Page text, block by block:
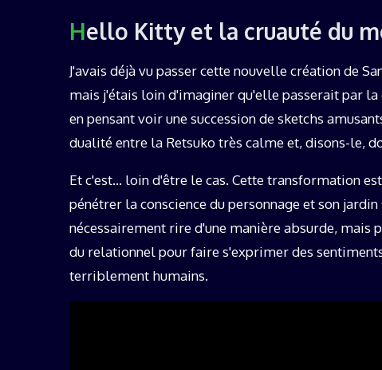
Hello Kitty et la cruauté du
J'avais déjà vu passer cette nouvelle création de
mais j'étais loin d'imaginer qu'elle passerait par la
en pensant voir une succession de sketchs
dualité entre la Retsuko très calme et, disons-le,
Et c'est… loin d'être le cas. Cette transformation
pénétrer la conscience du personnage et son
nécessairement rire d'une manière absurde,
du relationnel pour faire s'exprimer des
terriblement humains.